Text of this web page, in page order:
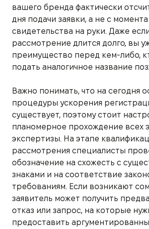
вашего бренда фактически
дня подачи заявки, а не с
свидетельства на руки. Даже
рассмотрение длится долго, вы
преимущество перед кем-либо,
подать аналогичное название
Важно понимать, что на сегодня
процедуры ускорения
существует, поэтому стоит
планомерное прохождение всех
экспертизы. На этапе
рассмотрения специалисты
обозначение на схожесть с
знаками и на соответствие
требованиям. Если возникают
заявитель может получить
отказ или запрос, на которые
предоставить